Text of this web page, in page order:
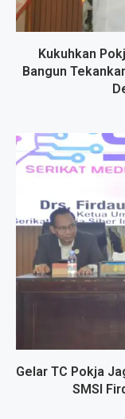
Kukuhkan
Bangun
Gelar TC Pokja
SMSI